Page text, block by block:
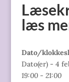
læs
Dato/
Dato(er) - 4
19:00 - 21:00